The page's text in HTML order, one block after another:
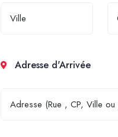
Adresse d'Arrivée